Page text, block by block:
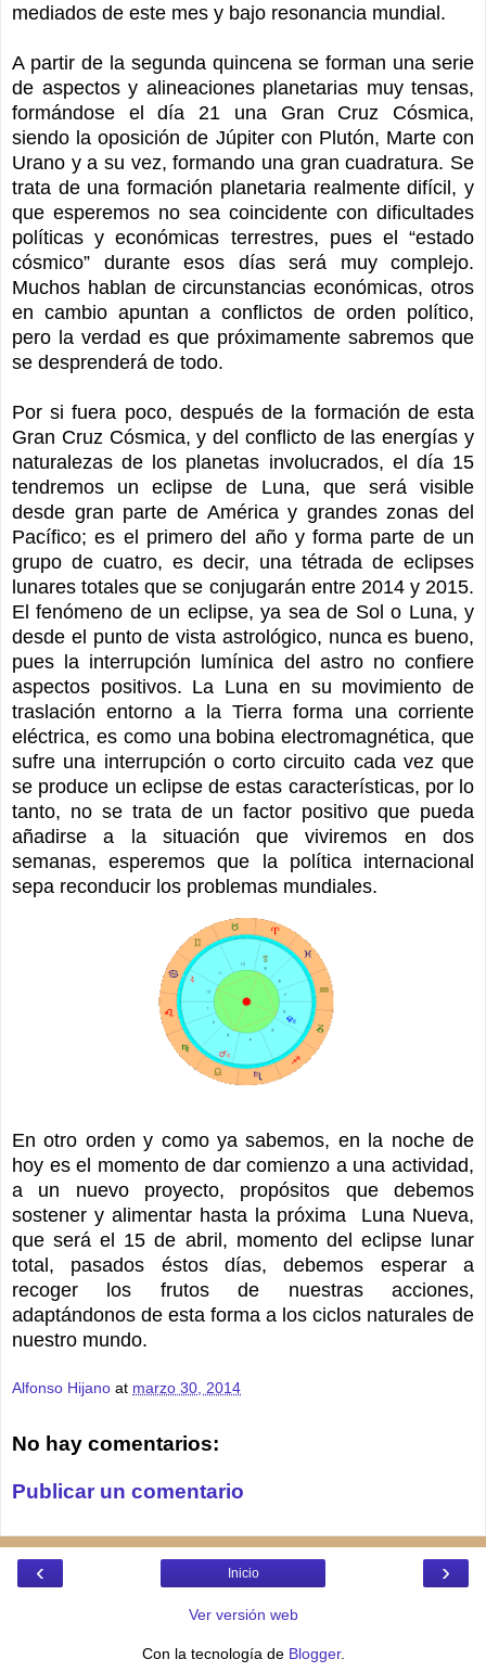
mediados de este mes y bajo resonancia mundial.
A partir de la segunda quincena se forman una serie
de aspectos y alineaciones planetarias muy tensas,
formándose el día 21 una Gran Cruz Cósmica,
siendo la oposición de Júpiter con Plutón, Marte con
Urano y a su vez, formando una gran cuadratura. Se
trata de una formación planetaria realmente difícil, y
que esperemos no sea coincidente con dificultades
políticas y económicas terrestres, pues el “estado
cósmico” durante esos días será muy complejo.
Muchos hablan de circunstancias económicas, otros
en cambio apuntan a conflictos de orden político,
pero la verdad es que próximamente sabremos que
se desprenderá de todo.
Por si fuera poco, después de la formación de esta
Gran Cruz Cósmica, y del conflicto de las energías y
naturalezas de los planetas involucrados, el día 15
tendremos un eclipse de Luna, que será visible
desde gran parte de América y grandes zonas del
Pacífico; es el primero del año y forma parte de un
grupo de cuatro, es decir, una tétrada de eclipses
lunares totales que se conjugarán entre 2014 y 2015.
El fenómeno de un eclipse, ya sea de Sol o Luna, y
desde el punto de vista astrológico, nunca es bueno,
pues la interrupción lumínica del astro no confiere
aspectos positivos. La Luna en su movimiento de
traslación entorno a la Tierra forma una corriente
eléctrica, es como una bobina electromagnética, que
sufre una interrupción o corto circuito cada vez que
se produce un eclipse de estas características, por lo
tanto, no se trata de un factor positivo que pueda
añadirse a la situación que viviremos en dos
semanas, esperemos que la política internacional
sepa reconducir los problemas mundiales.
En otro orden y como ya sabemos, en la noche de
hoy es el momento de dar comienzo a una actividad,
a un nuevo proyecto, propósitos que debemos
sostener y alimentar hasta la próxima Luna Nueva,
que será el 15 de abril, momento del eclipse lunar
total, pasados éstos días, debemos esperar a
recoger los frutos de nuestras acciones,
adaptándonos de esta forma a los ciclos naturales de
nuestro mundo.
Alfonso Hijano at marzo 30, 2014
No hay comentarios:
Publicar un comentario
‹ ›
Inicio
Ver versión web
Con la tecnología de Blogger.